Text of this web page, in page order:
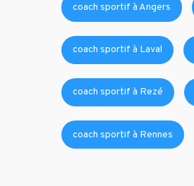
coach sportif à Angers
coach sportif à Laval
coach sportif à Rezé
coach sportif à Rennes